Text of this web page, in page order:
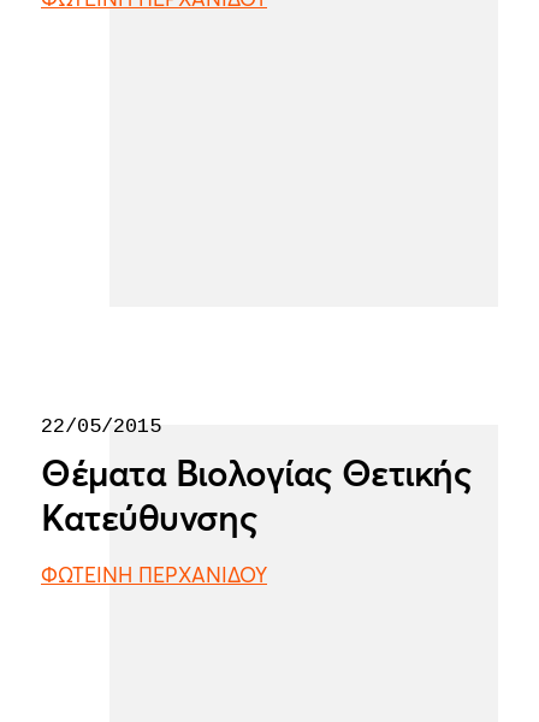
22/05/2015
Θέματα Βιολογίας Θετικής
Κατεύθυνσης
ΦΩΤΕΙΝΗ ΠΕΡΧΑΝΙΔΟΥ